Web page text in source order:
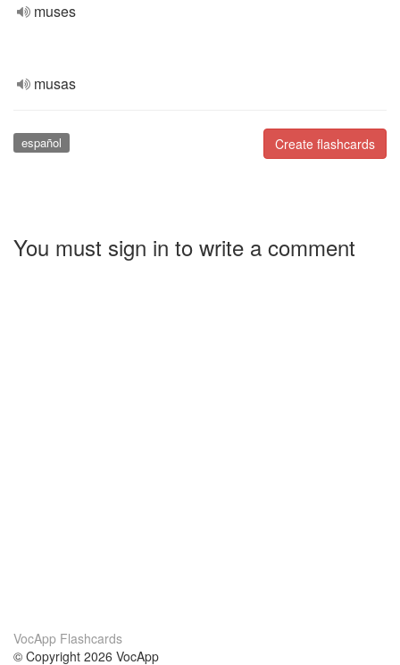
muses
musas
Create flashcards
español
You must sign in to write a comment
VocApp Flashcards
© Copyright 2026 VocApp